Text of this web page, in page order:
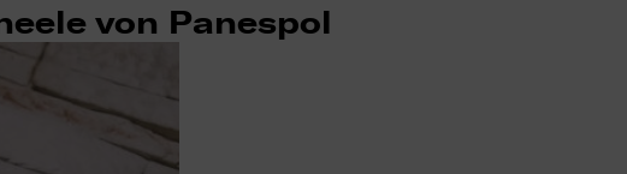
von Panespol